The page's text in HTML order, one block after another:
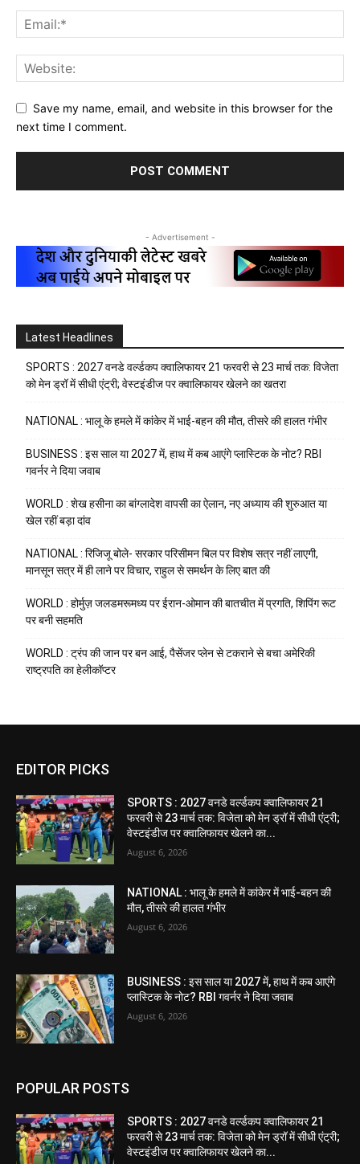
Save my name, email, and website in this browser for the
next time I comment.
- Advertisement -
Latest Headlines
SPORTS : 2027 वनडे वर्ल्डकप क्वालिफायर 21 फरवरी से 23 मार्च तक: विजेता
को मेन ड्रॉ में सीधी एंट्री; वेस्टइंडीज पर क्वालिफायर खेलने का खतरा
NATIONAL : भालू के हमले में कांकेर में भाई-बहन की मौत, तीसरे की हालत गंभीर
BUSINESS : इस साल या 2027 में, हाथ में कब आएंगे प्लास्टिक के नोट? RBI
गवर्नर ने दिया जवाब
WORLD : शेख हसीना का बांग्लादेश वापसी का ऐलान, नए अध्याय की शुरुआत या
खेल रहीं बड़ा दांव
NATIONAL : रिजिजू बोले- सरकार परिसीमन बिल पर विशेष सत्र नहीं लाएगी,
मानसून सत्र में ही लाने पर विचार, राहुल से समर्थन के लिए बात की
WORLD : होर्मुज़ जलडमरूमध्य पर ईरान-ओमान की बातचीत में प्रगति, शिपिंग रूट
पर बनी सहमति
WORLD : ट्रंप की जान पर बन आई, पैसेंजर प्लेन से टकराने से बचा अमेरिकी
राष्ट्रपति का हेलीकॉप्टर
EDITOR PICKS
SPORTS : 2027 वनडे वर्ल्डकप क्वालिफायर 21
फरवरी से 23 मार्च तक: विजेता को मेन ड्रॉ में सीधी एंट्री;
वेस्टइंडीज पर क्वालिफायर खेलने का...
August 6, 2026
NATIONAL : भालू के हमले में कांकेर में भाई-बहन की
मौत, तीसरे की हालत गंभीर
August 6, 2026
BUSINESS : इस साल या 2027 में, हाथ में कब आएंगे
प्लास्टिक के नोट? RBI गवर्नर ने दिया जवाब
August 6, 2026
POPULAR POSTS
SPORTS : 2027 वनडे वर्ल्डकप क्वालिफायर 21
फरवरी से 23 मार्च तक: विजेता को मेन ड्रॉ में सीधी एंट्री;
वेस्टइंडीज पर क्वालिफायर खेलने का...